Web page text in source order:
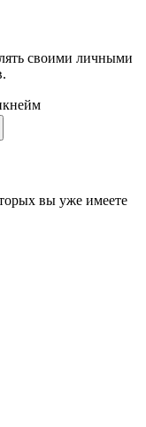
своими личными
вы уже имеете